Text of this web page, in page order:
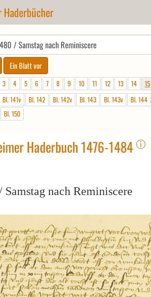
3 4 5 6 7 8 9 10 11 12 13 14
15
Bl. 141v Bl. 142 Bl. 142v Bl. 143 Bl. 143v
Bl. 144
Bl. 150
Haderbuch 1476-1484 ⓘ
nach Reminiscere